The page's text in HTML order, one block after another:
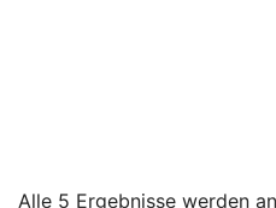
Alle 5 Ergebnisse werden